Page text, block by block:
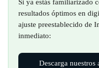
Si ya estás familiarizado
resultados óptimos en
ajuste preestablecido de
inmediato:
Descarga nuestros